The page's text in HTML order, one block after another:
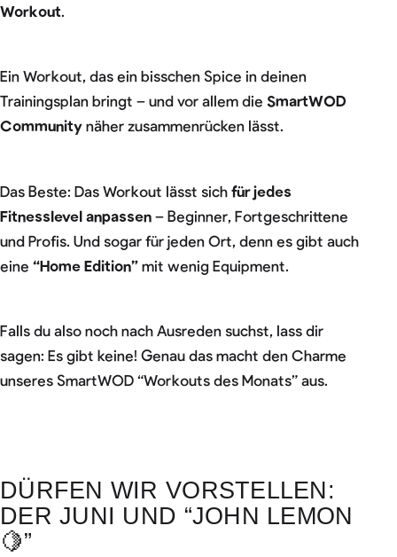
Workout.
Ein Workout, das ein bisschen Spice in deinen
Trainingsplan bringt – und vor allem die SmartWOD
Community näher zusammenrücken lässt.
Das Beste: Das Workout lässt sich für jedes
Fitnesslevel anpassen – Beginner, Fortgeschrittene
und Profis. Und sogar für jeden Ort, denn es gibt auch
eine “Home Edition” mit wenig Equipment.
Falls du also noch nach Ausreden suchst, lass dir
sagen: Es gibt keine! Genau das macht den Charme
unseres SmartWOD “Workouts des Monats” aus.
DÜRFEN WIR VORSTELLEN:
DER JUNI UND “JOHN LEMON
🍋”